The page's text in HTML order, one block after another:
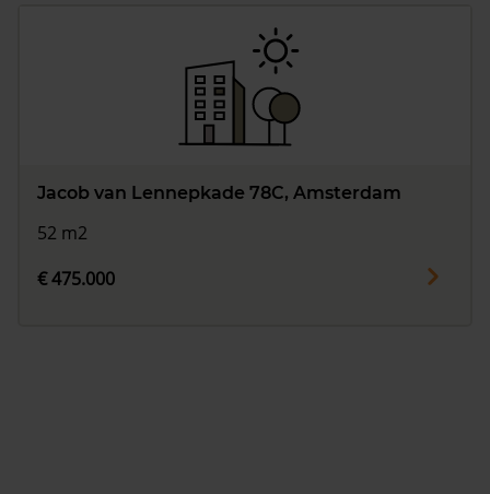
Jacob van Lennepkade 78C, Amsterdam
52 m2
€ 475.000